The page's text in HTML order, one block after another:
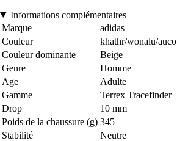
Informations complémentaires
Marque
adidas
Couleur
khathr/wonalu/auco
Couleur dominante
Beige
Genre
Homme
Age
Adulte
Gamme
Terrex Tracefinder
Drop
10 mm
Poids de la chaussure (g) 345
Stabilité
Neutre